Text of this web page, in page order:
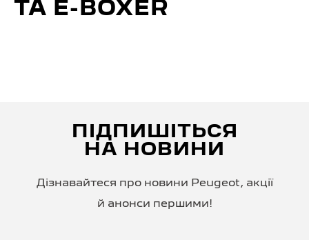
ТА E⁠-⁠BOXER
ПІДПИШІТЬСЯ
НА НОВИНИ
Дізнавайтеся про новини Peugeot, акції
й анонси першими!